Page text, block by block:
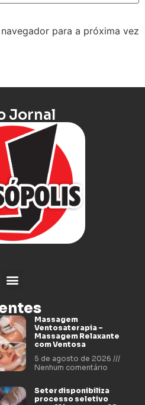
para a próxima vez
Jornal
Massagem
Ventosaterapia –
Massagem Relaxante
com Ventosa
5 de agosto de 2026
Nenhum comentário
Seter disponibiliza
processo seletivo